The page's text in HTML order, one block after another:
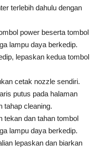
terlebih dahulu dengan
power beserta tombol
lampu daya berkedip.
lepaskan kedua tombol
cetak nozzle sendiri.
putus pada halaman
tahap cleaning.
tekan dan tahan tombol
lampu daya berkedip.
lepaskan dan biarkan